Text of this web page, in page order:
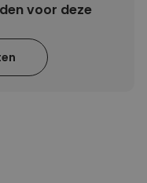
voor deze